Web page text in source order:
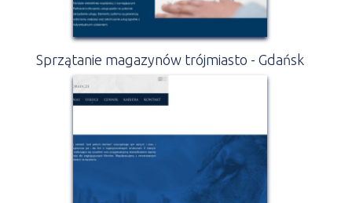
Sprzątanie magazynów trójmiasto - Gdańsk